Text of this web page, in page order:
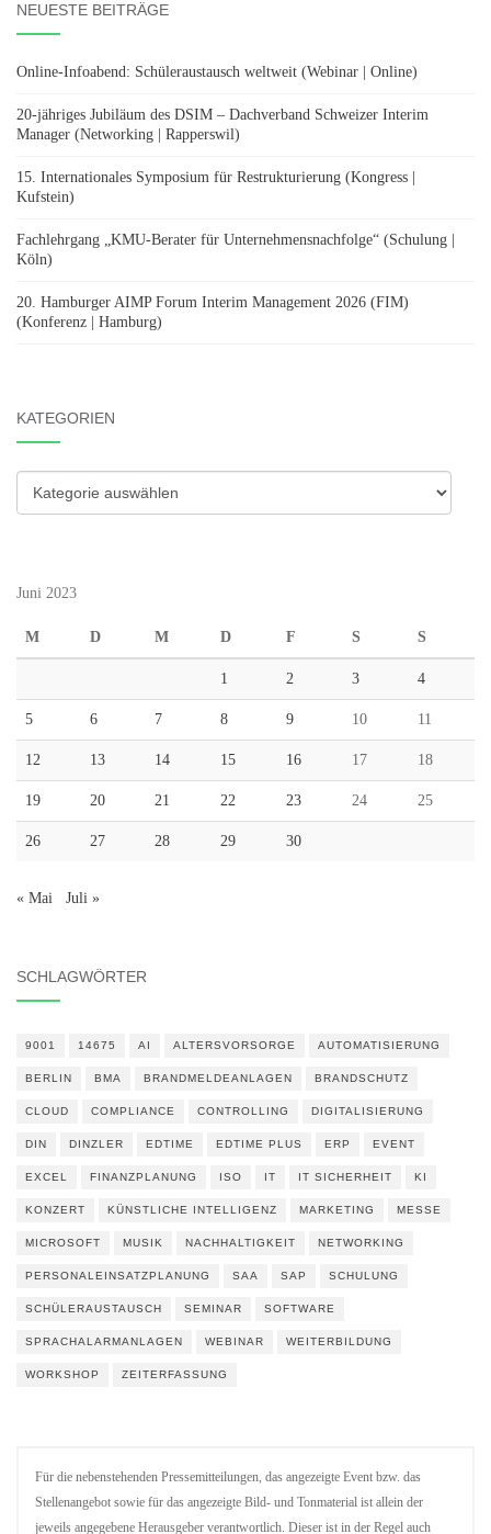
NEUESTE BEITRÄGE
Online-Infoabend: Schüleraustausch weltweit (Webinar | Online)
20-jähriges Jubiläum des DSIM – Dachverband Schweizer Interim
Manager (Networking | Rapperswil)
15. Internationales Symposium für Restrukturierung (Kongress |
Kufstein)
Fachlehrgang „KMU-Berater für Unternehmensnachfolge“ (Schulung |
Köln)
20. Hamburger AIMP Forum Interim Management 2026 (FIM)
(Konferenz | Hamburg)
KATEGORIEN
Kategorien
Juni 2023
M D M D F S S
1 2 3 4
5 6 7 8 9 10 11
12 13 14 15 16 17 18
19 20 21 22 23 24 25
26 27 28 29 30
« Mai Juli »
SCHLAGWÖRTER
9001 14675 AI ALTERSVORSORGE AUTOMATISIERUNG
BERLIN BMA BRANDMELDEANLAGEN BRANDSCHUTZ
CLOUD COMPLIANCE CONTROLLING DIGITALISIERUNG
DIN DINZLER EDTIME EDTIME PLUS ERP EVENT
EXCEL FINANZPLANUNG ISO IT IT SICHERHEIT KI
KONZERT KÜNSTLICHE INTELLIGENZ MARKETING MESSE
MICROSOFT MUSIK NACHHALTIGKEIT NETWORKING
PERSONALEINSATZPLANUNG SAA SAP SCHULUNG
SCHÜLERAUSTAUSCH SEMINAR SOFTWARE
SPRACHALARMANLAGEN WEBINAR WEITERBILDUNG
WORKSHOP ZEITERFASSUNG
Für die nebenstehenden Pressemitteilungen, das angezeigte Event bzw. das
Stellenangebot sowie für das angezeigte Bild- und Tonmaterial ist allein der
jeweils angegebene Herausgeber verantwortlich. Dieser ist in der Regel auch